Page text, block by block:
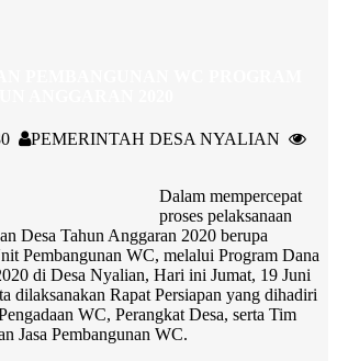
PEMERINTAH DESA NYALIAN
Dalam mempercepat
proses pelaksanaan
Desa Tahun Anggaran 2020 berupa
Pembangunan WC, melalui Program Dana
di Desa Nyalian, Hari ini Jumat, 19 Juni
dilaksanakan Rapat Persiapan yang dihadiri
WC, Perangkat Desa, serta Tim
Jasa Pembangunan WC.